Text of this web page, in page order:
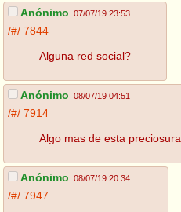
Anónimo 07/07/19 23:53
/#/ 7844
Alguna red social?
Anónimo 08/07/19 04:51
/#/ 7914
Algo mas de esta preciosura
Anónimo 08/07/19 20:34
/#/ 7947